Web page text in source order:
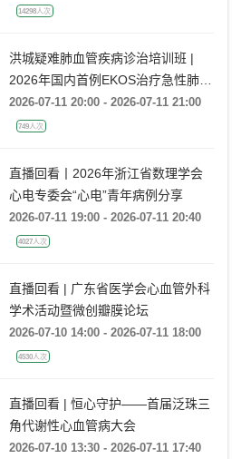
14298人次
洪城疑难肺血管疾病诊治培训班 |
2026年国内首例EKOS治疗急性肺栓
塞经验分享
2026-07-11 20:00 - 2026-07-11 21:00
749人次
直播回看丨2026年浙江省数理学会
心电专委会“心电”青年病例分享
2026-07-11 19:00 - 2026-07-11 20:40
4027人次
直播回看 | 广东省医学会心血管外科
学术活动暨微创瓣膜论坛
2026-07-10 14:00 - 2026-07-11 18:00
4530人次
直播回看 | 恒心守护——首届泛珠三
角代谢性心血管病大会
2026-07-10 13:30 - 2026-07-11 17:40